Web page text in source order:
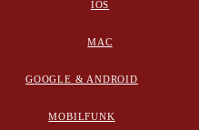
IOS
MAC
GOOGLE & ANDROID
MOBILFUNK